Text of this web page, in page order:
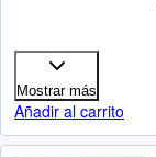
Mostrar más
Añadir al carrito